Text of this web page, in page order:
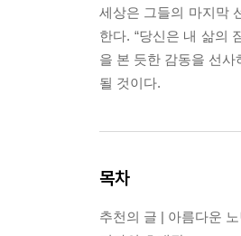
세상은 그들의 마지막
한다. “당신은 내 삶의
을 본 듯한 감동을 선
될 것이다.
목차
추천의 글 | 아름다운